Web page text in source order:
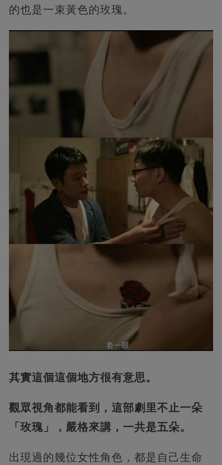
的也是一束黃色的玫瑰。
其實這個這個地方很有意思。
觀眾視角都能看到，這部劇里不止一朵
「玫瑰」，嚴格來講，一共是五朵。
出現過的幾位女性角色，都是自己生命